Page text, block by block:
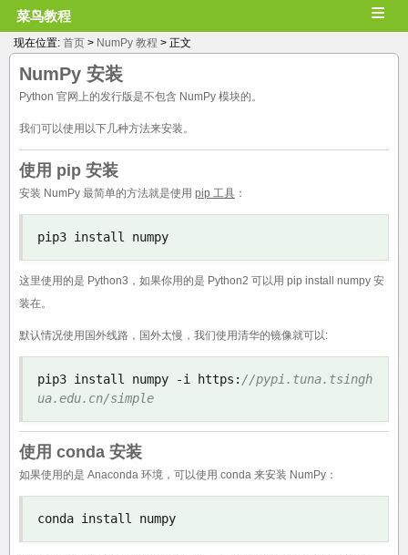
菜鸟教程 ≡
现在位置: 首页 > NumPy 教程 > 正文
NumPy 安装
Python 官网上的发行版是不包含 NumPy 模块的。
我们可以使用以下几种方法来安装。
使用 pip 安装
安装 NumPy 最简单的方法就是使用 pip 工具 ：
pip3 install numpy
这里使用的是 Python3，如果你用的是 Python2 可以用 pip install numpy 安
装在。
默认情况使用国外线路，国外太慢，我们使用清华的镜像就可以:
pip3 install numpy -i https : //pypi.tuna.tsingh
ua.edu.cn/simple
使用 conda 安装
如果使用的是 Anaconda 环境，可以使用 conda 来安装 NumPy：
conda install numpy